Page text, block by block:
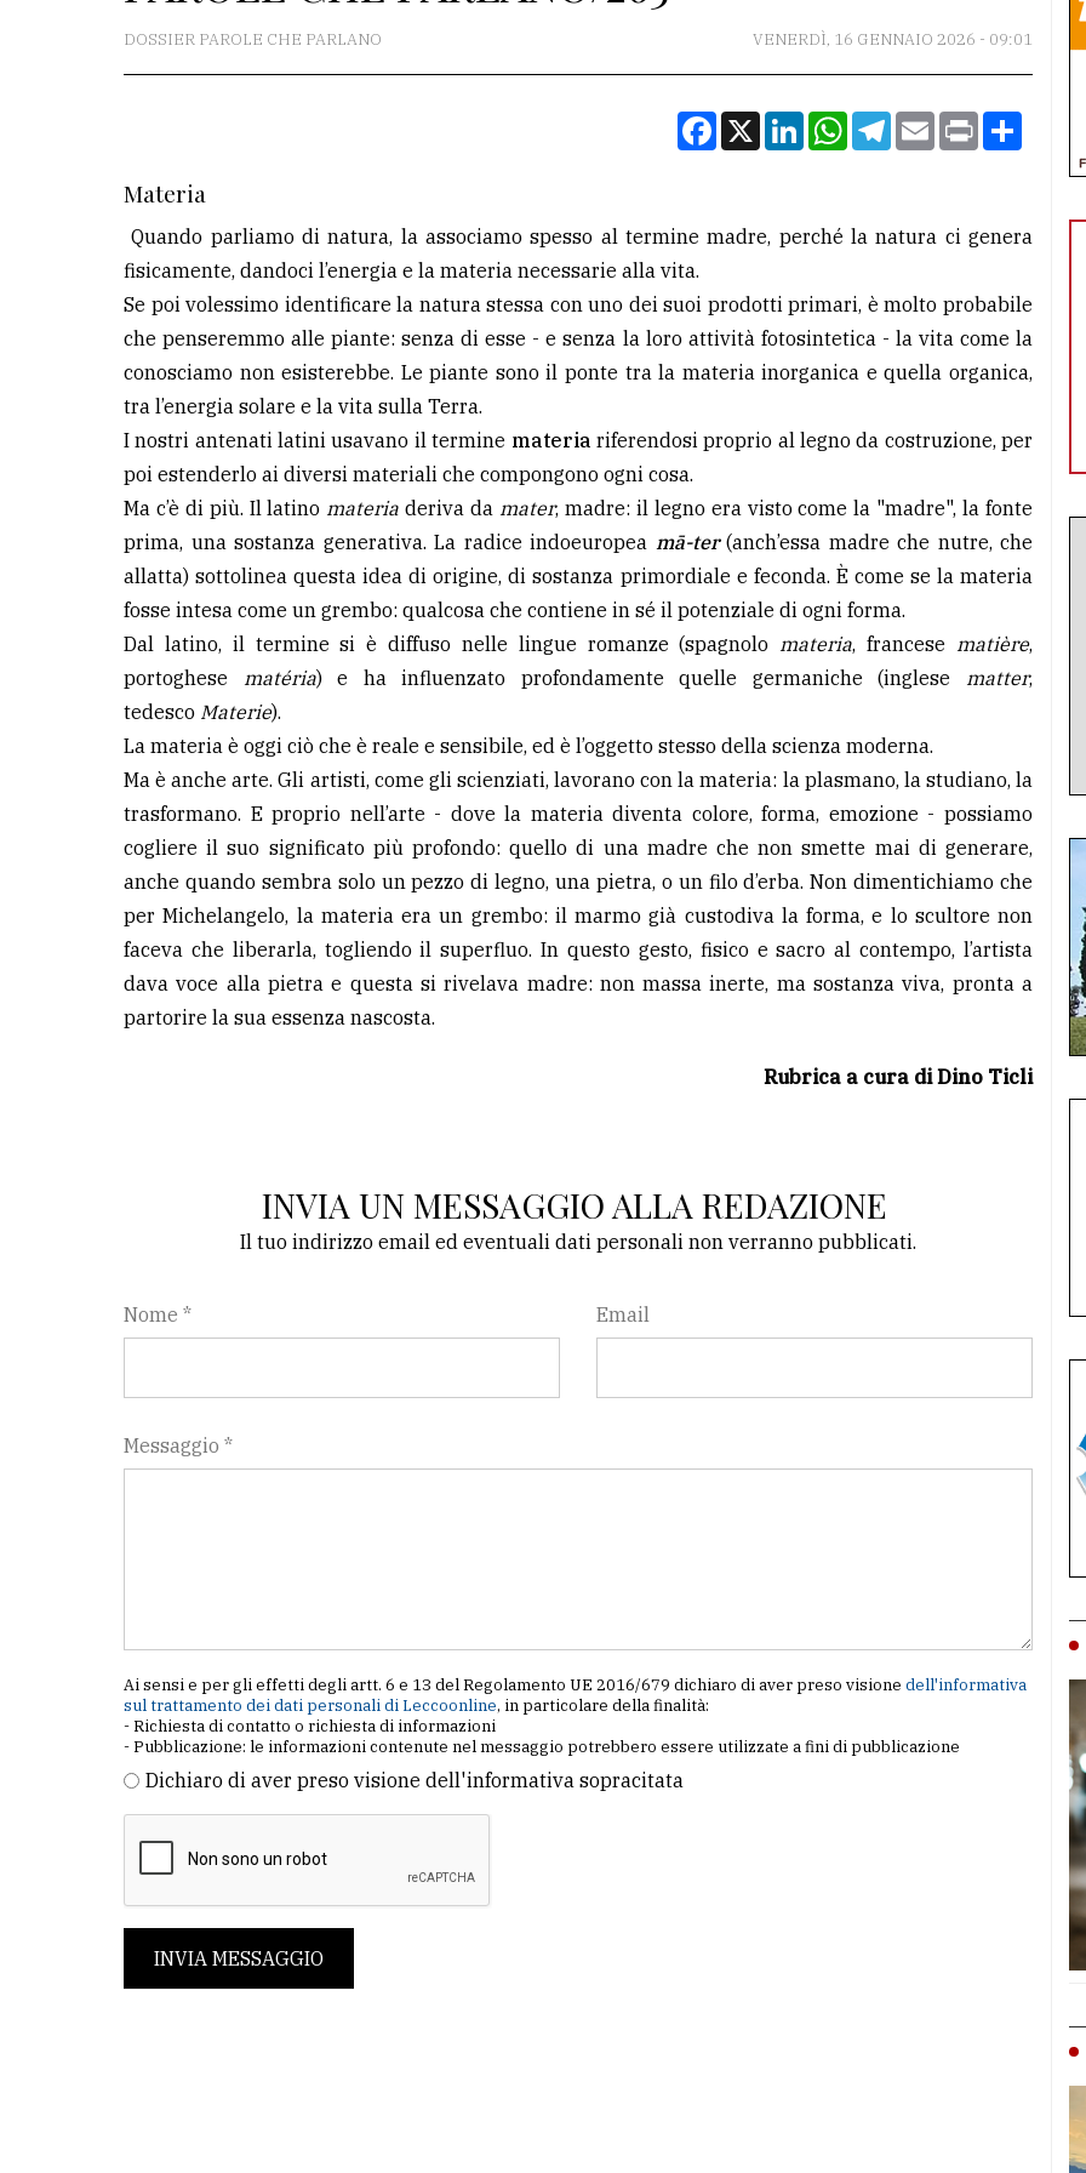
DOSSIER PAROLE CHE PARLANO VENERDÌ, 16 GENNAIO 2026 - 09:01
Facebook
X LinkedInWhatsApp
Telegram
EmailPrint
Materia
Quando parliamo di natura, la associamo spesso al termine madre, perché la natura ci genera
fisicamente, dandoci l’energia e la materia necessarie alla vita.
Se poi volessimo identificare la natura stessa con uno dei suoi prodotti primari, è molto probabile
che penseremmo alle piante: senza di esse - e senza la loro attività fotosintetica - la vita come la
conosciamo non esisterebbe. Le piante sono il ponte tra la materia inorganica e quella organica,
tra l’energia solare e la vita sulla Terra.
I nostri antenati latini usavano il termine materia riferendosi proprio al legno da costruzione, per
poi estenderlo ai diversi materiali che compongono ogni cosa.
Ma c’è di più. Il latino materia deriva da mater, madre: il legno era visto come la "madre", la fonte
prima, una sostanza generativa. La radice indoeuropea mā-ter(anch’essa madre che nutre, che
allatta) sottolinea questa idea di origine, di sostanza primordiale e feconda. È come se la materia
fosse intesa come un grembo: qualcosa che contiene in sé il potenziale di ogni forma.
Dal latino, il termine si è diffuso nelle lingue romanze (spagnolo materia, francese matière,
portoghese matéria) e ha influenzato profondamente quelle germaniche (inglese matter,
tedesco Materie).
La materia è oggi ciò che è reale e sensibile, ed è l’oggetto stesso della scienza moderna.
Ma è anche arte. Gli artisti, come gli scienziati, lavorano con la materia: la plasmano, la studiano, la
trasformano. E proprio nell’arte - dove la materia diventa colore, forma, emozione - possiamo
cogliere il suo significato più profondo: quello di una madre che non smette mai di generare,
anche quando sembra solo un pezzo di legno, una pietra, o un filo d’erba. Non dimentichiamo che
per Michelangelo, la materia era un grembo: il marmo già custodiva la forma, e lo scultore non
faceva che liberarla, togliendo il superfluo. In questo gesto, fisico e sacro al contempo, l’artista
dava voce alla pietra e questa si rivelava madre: non massa inerte, ma sostanza viva, pronta a
partorire la sua essenza nascosta.
Rubrica a cura di Dino Ticli
INVIA UN MESSAGGIO ALLA REDAZIONE
Il tuo indirizzo email ed eventuali dati personali non verranno pubblicati.
Nome * Email
Messaggio *
Ai sensi e per gli effetti degli artt. 6 e 13 del Regolamento UE 2016/679 dichiaro di aver preso visione dell'informativa
sul trattamento dei dati personali di Leccoonline, in particolare della finalità:
- Richiesta di contatto o richiesta di informazioni
- Pubblicazione: le informazioni contenute nel messaggio potrebbero essere utilizzate a fini di pubblicazione
Dichiaro di aver preso visione dell'informativa sopracitata
INVIA MESSAGGIO